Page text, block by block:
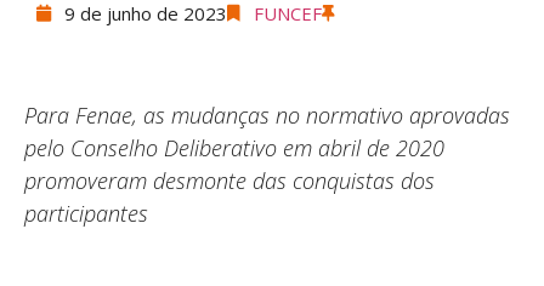
9 de junho de 2023 FUNCEF
Para Fenae, as mudanças no normativo aprovadas
pelo Conselho Deliberativo em abril de 2020
promoveram desmonte das conquistas dos
participantes